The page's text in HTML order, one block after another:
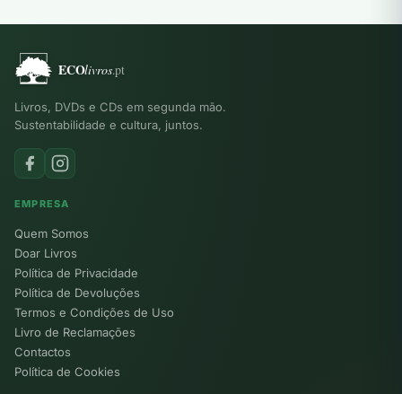
Livros, DVDs e CDs em segunda mão.
Sustentabilidade e cultura, juntos.
EMPRESA
Quem Somos
Doar Livros
Política de Privacidade
Política de Devoluções
Termos e Condições de Uso
Livro de Reclamações
Contactos
Política de Cookies